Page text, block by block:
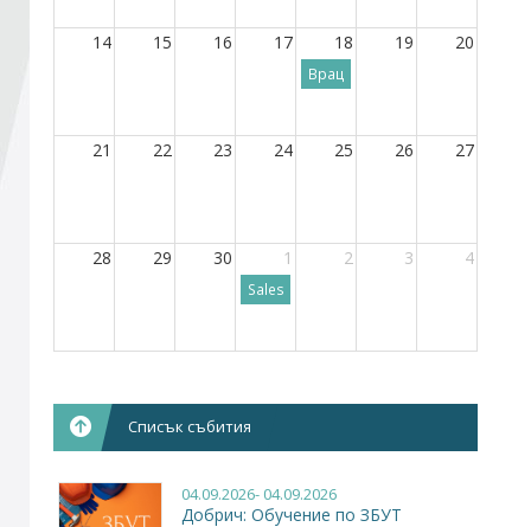
14 15 16 17 18 19 20
Враца: Обучение по ЗБУТ
21 22 23 24 25 26 27
28 29 30 1 2 3 4
Sales Masterclass 2.0
Списък събития
04.09.2026- 04.09.2026
Добрич: Обучение по ЗБУТ